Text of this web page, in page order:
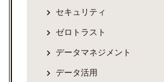
セキュリティ
ゼロトラスト
データマネジメント
データ活用